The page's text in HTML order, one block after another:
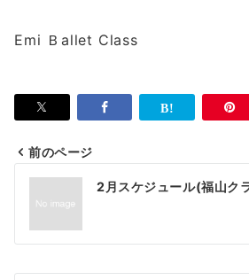
Emi Ｂallet Class
投
ナ
ビ
前のページ
2月スケジュール(福山ク